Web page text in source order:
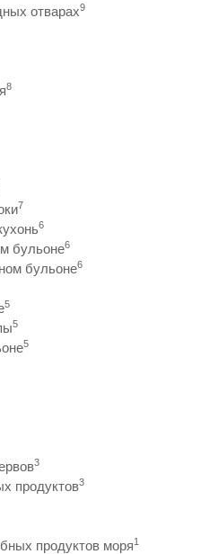
отварах9
8
7
6
бульоне6
бульоне6
5
5
5
3
продуктов3
продуктов моря1